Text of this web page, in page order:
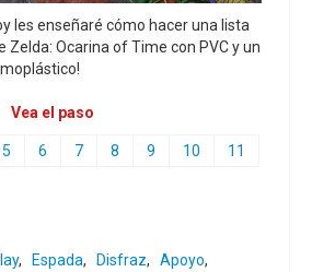
les enseñaré cómo hacer una lista
Zelda: Ocarina of Time con PVC y un
Vea el paso
5 6 7 8 9 10
11
, Espada, Disfraz, Apoyo,